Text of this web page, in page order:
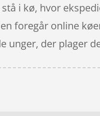
i kø, hvor
foregår online
unger, der plager